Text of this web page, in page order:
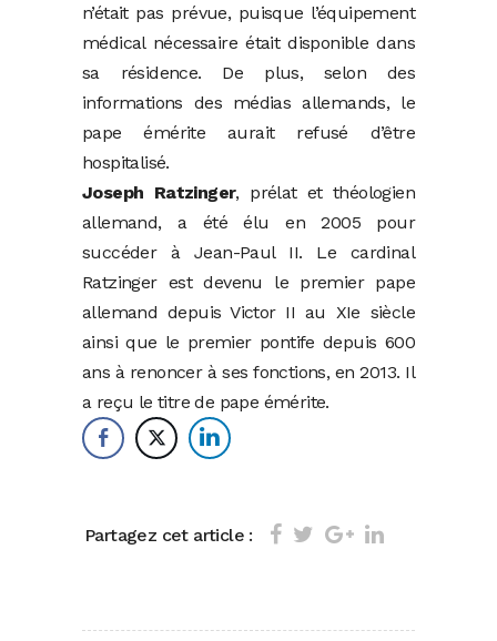
n’était pas prévue, puisque l’équipement
médical nécessaire était disponible dans
sa résidence. De plus, selon des
informations des médias allemands, le
pape émérite aurait refusé d’être
hospitalisé.
Joseph Ratzinger, prélat et théologien
allemand, a été élu en 2005 pour
succéder à Jean-Paul II. Le cardinal
Ratzinger est devenu le premier pape
allemand depuis Victor II au XIe siècle
ainsi que le premier pontife depuis 600
ans à renoncer à ses fonctions, en 2013. Il
a reçu le titre de pape émérite.
Partagez cet article :